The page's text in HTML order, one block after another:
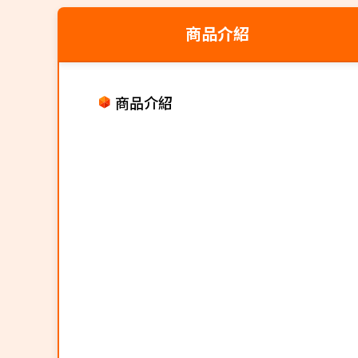
商品介紹
商品介紹